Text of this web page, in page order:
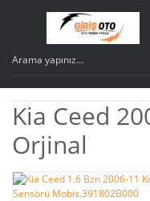
Kia Ceed
Orjinal